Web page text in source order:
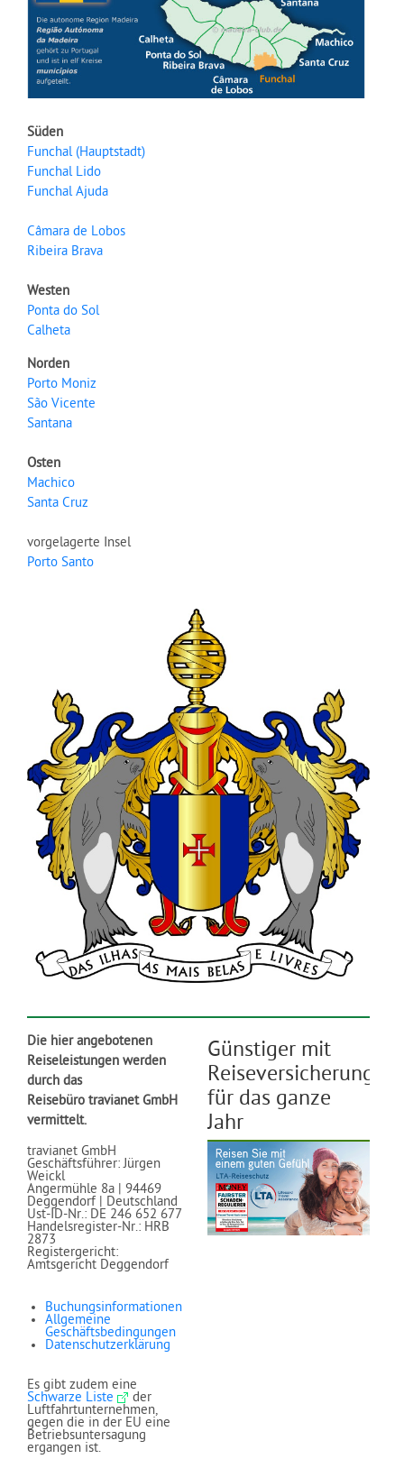
Süden
Funchal (Hauptstadt)
Funchal Lido
Funchal Ajuda
Câmara de Lobos
Ribeira Brava
Westen
Ponta do Sol
Calheta
Norden
Porto Moniz
São Vicente
Santana
Osten
Machico
Santa Cruz
vorgelagerte Insel
Porto Santo
Die hier angebotenen
Reiseleistungen werden
durch das
Reisebüro travianet GmbH
vermittelt.
travianet GmbH
Geschäftsführer: Jürgen
Weickl
Angermühle 8a | 94469
Deggendorf | Deutschland
Ust-ID-Nr.: DE 246 652 677
Handelsregister-Nr.: HRB
2873
Registergericht:
Amtsgericht Deggendorf
Buchungsinformationen
Allgemeine
Geschäftsbedingungen
Datenschutzerklärung
Es gibt zudem eine
Schwarze Liste
der
Luftfahrtunternehmen,
gegen die in der EU eine
Betriebsuntersagung
ergangen ist.
Günstiger mit
Reiseversicherung
für das ganze
Jahr